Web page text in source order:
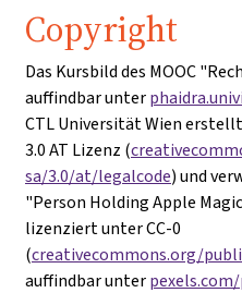
Copyright
Das Kursbild des MOOC
auffindbar unter
CTL Universität Wien
3.0 AT Lizenz (
sa/3.0/at/legalcode) und
"Person Holding Apple
lizenziert unter CC-0
(creativecommons.org/
auffindbar unter